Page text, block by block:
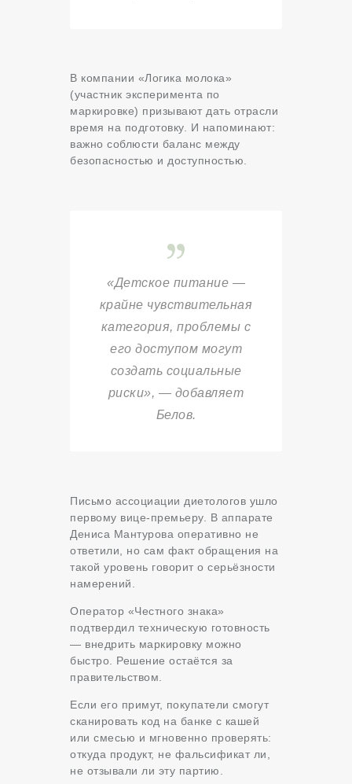
В компании «Логика молока»
(участник эксперимента по
маркировке) призывают дать отрасли
время на подготовку. И напоминают:
важно соблюсти баланс между
безопасностью и доступностью.
«Детское питание —
крайне чувствительная
категория, проблемы с
его доступом могут
создать социальные
риски», — добавляет
Белов.
Письмо ассоциации диетологов ушло
первому вице-премьеру. В аппарате
Дениса Мантурова оперативно не
ответили, но сам факт обращения на
такой уровень говорит о серьёзности
намерений.
Оператор «Честного знака»
подтвердил техническую готовность
— внедрить маркировку можно
быстро. Решение остаётся за
правительством.
Если его примут, покупатели смогут
сканировать код на банке с кашей
или смесью и мгновенно проверять:
откуда продукт, не фальсификат ли,
не отзывали ли эту партию.